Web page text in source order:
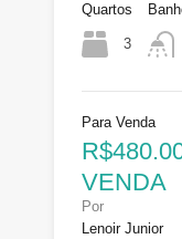
Quartos
3
Para Venda
VENDA
Por
Lenoir Junior